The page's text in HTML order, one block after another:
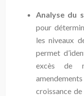
Analyse du
pour
les niveaux
permet
excès de
croissance